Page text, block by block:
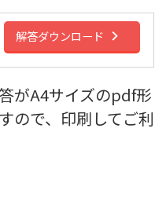
解答ダウンロード
がA4サイズのpdf形
ので、印刷してご利